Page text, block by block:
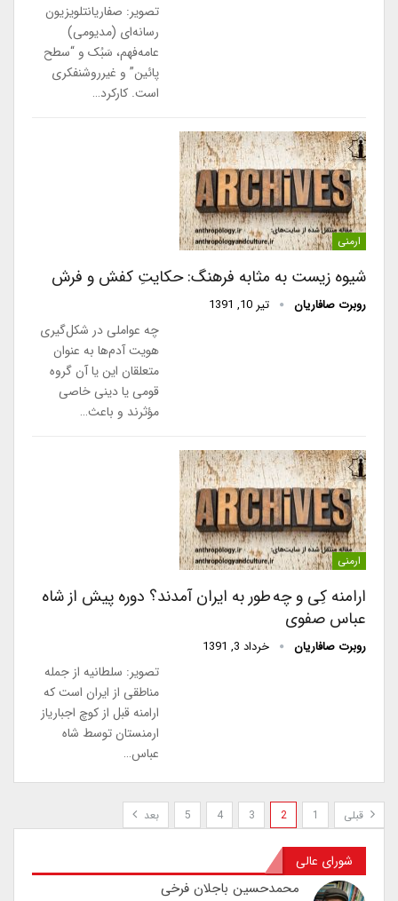
تصویر: صفاریانتلویزیون
رسانه‌ای (مدیومی)
عامه‌فهم، سَبُک و “سطح
پائین” و غیرروشنفکری
است. کارکرد…
ارمنی
شیوه زیست به مثابه فرهنگ: حکایتِ کفش و فرش
روبرت صافاریان تیر 10, 1391
چه عواملی در شکل‌گیری
هویت آدم‌ها به عنوان
متعلقان این یا آن گروه
قومی یا دینی خاصی
مؤثرند و باعث…
ارمنی
ارامنه کِی و چه طور به ایران آمدند؟ دوره پیش از شاه
عباس صفوی
روبرت صافاریان خرداد 3, 1391
تصویر: سلطانیه از جمله
مناطقی از ایران است که
ارامنه قبل از کوچ اجباریاز
ارمنستان توسط شاه
عباس…
قبلی بعد
شورای عالی
محمدحسین باجلان فرخی